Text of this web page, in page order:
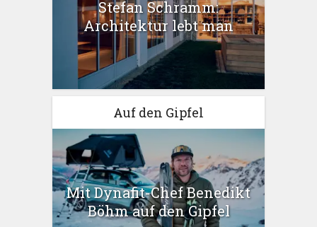
Stefan Schramm:
Architektur lebt man
Auf den Gipfel
Mit Dynafit-Chef Benedikt
Böhm auf den Gipfel